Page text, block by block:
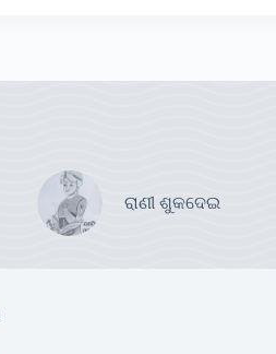
ରାଣୀ ଶୁକଦେଇ